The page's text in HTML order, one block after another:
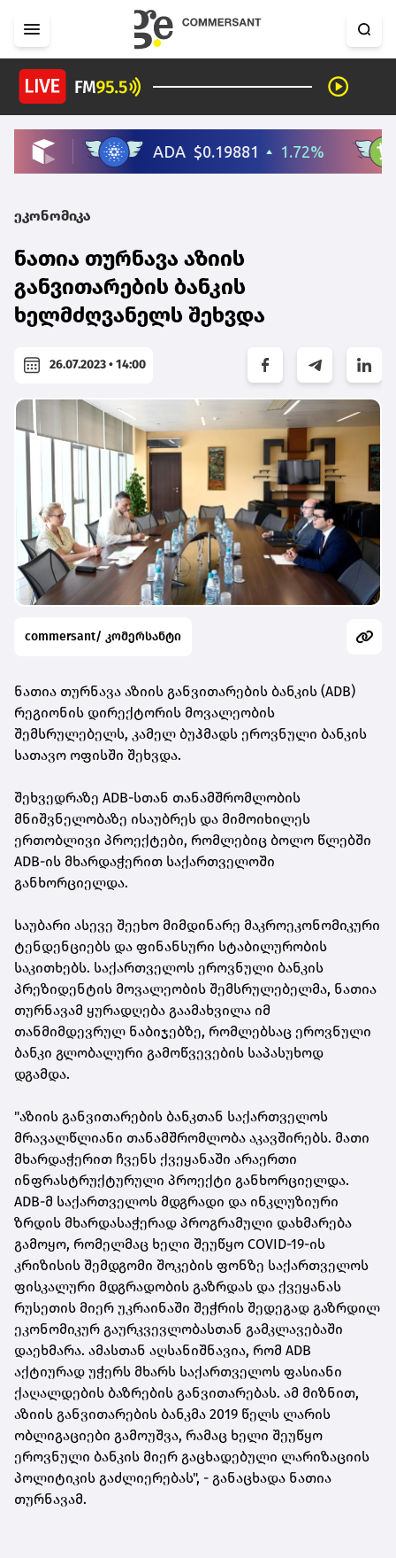
ეკონომიკა
ნათია თურნავა აზიის
განვითარების ბანკის
ხელმძღვანელს შეხვდა
26.07.2023 • 14:00
commersant/ კომერსანტი
ნათია თურნავა აზიის განვითარების ბანკის (ADB)
რეგიონის დირექტორის მოვალეობის
შემსრულებელს, კამელ ბუჰმადს ეროვნული ბანკის
სათავო ოფისში შეხვდა.
შეხვედრაზე ADB-სთან თანამშრომლობის
მნიშვნელობაზე ისაუბრეს და მიმოიხილეს
ერთობლივი პროექტები, რომლებიც ბოლო წლებში
ADB-ის მხარდაჭერით საქართველოში
განხორციელდა.
საუბარი ასევე შეეხო მიმდინარე მაკროეკონომიკური
ტენდენციებს და ფინანსური სტაბილურობის
საკითხებს. საქართველოს ეროვნული ბანკის
პრეზიდენტის მოვალეობის შემსრულებელმა, ნათია
თურნავამ ყურადღება გაამახვილა იმ
თანმიმდევრულ ნაბიჯებზე, რომლებსაც ეროვნული
ბანკი გლობალური გამოწვევების საპასუხოდ
დგამდა.
"აზიის განვითარების ბანკთან საქართველოს
მრავალწლიანი თანამშრომლობა აკავშირებს. მათი
მხარდაჭერით ჩვენს ქვეყანაში არაერთი
ინფრასტრუქტურული პროექტი განხორციელდა.
ADB-მ საქართველოს მდგრადი და ინკლუზიური
ზრდის მხარდასაჭერად პროგრამული დახმარება
გამოყო, რომელმაც ხელი შეუწყო COVID-19-ის
კრიზისის შემდგომი შოკების ფონზე საქართველოს
ფისკალური მდგრადობის გაზრდას და ქვეყანას
რუსეთის მიერ უკრაინაში შეჭრის შედეგად გაზრდილ
ეკონომიკურ გაურკვევლობასთან გამკლავებაში
დაეხმარა. ამასთან აღსანიშნავია, რომ ADB
აქტიურად უჭერს მხარს საქართველოს ფასიანი
ქაღალდების ბაზრების განვითარებას. ამ მიზნით,
აზიის განვითარების ბანკმა 2019 წელს ლარის
ობლიგაციები გამოუშვა, რამაც ხელი შეუწყო
ეროვნული ბანკის მიერ გაცხადებული ლარიზაციის
პოლიტიკის გაძლიერებას", - განაცხადა ნათია
თურნავამ.